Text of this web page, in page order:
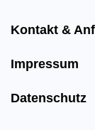
Kontakt &
Impressum
Datenschutz